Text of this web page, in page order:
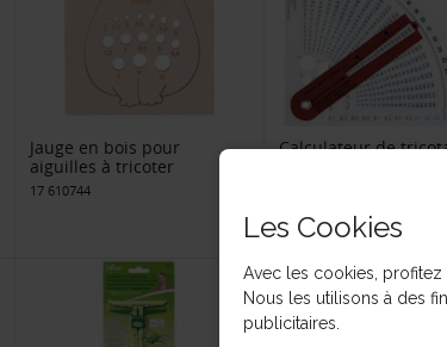
Jauge en bois pour
aiguilles à tricoter
17 610744
Calculateur de
Les Cookies
Avec les cookies,
Nous les utilisons à des
publicitaires.